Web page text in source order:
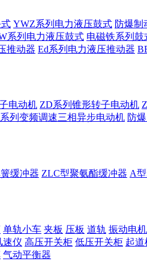
YWZ系列电力液压鼓式 防爆制
系列电力液压鼓式 电磁铁系列鼓
推动器 Ed系列电力液压推动器
电动机 ZD系列锥形转子电动机
列变频调速三相异步电动机 防
缓冲器 ZLC型聚氨酯缓冲器 A
单轨小车 夹板 压板 道轨 振动电机
速仪 高压开关柜 低压开关柜 起道
气动平衡器